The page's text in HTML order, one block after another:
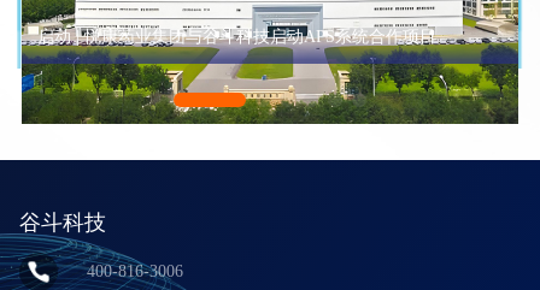
启动 | 悦康药业集团与谷斗科技启动APS系统合作项目
谷斗科技
400-816-3006